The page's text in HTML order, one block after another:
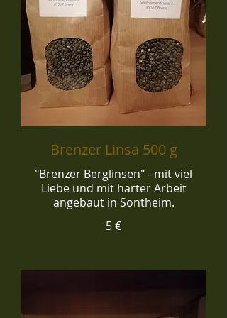
Brenzer Linsa 500 g
"Brenzer Berglinsen" - mit viel
Liebe und mit harter Arbeit
angebaut in Sontheim.
5 €